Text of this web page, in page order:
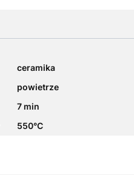
ceramika
powietrze
7 min
550°C